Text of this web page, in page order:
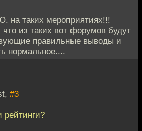
на таких мероприятиях!!!
что из таких вот форумов будут
правильные выводы и
нормальное....
#3
рейтинги?